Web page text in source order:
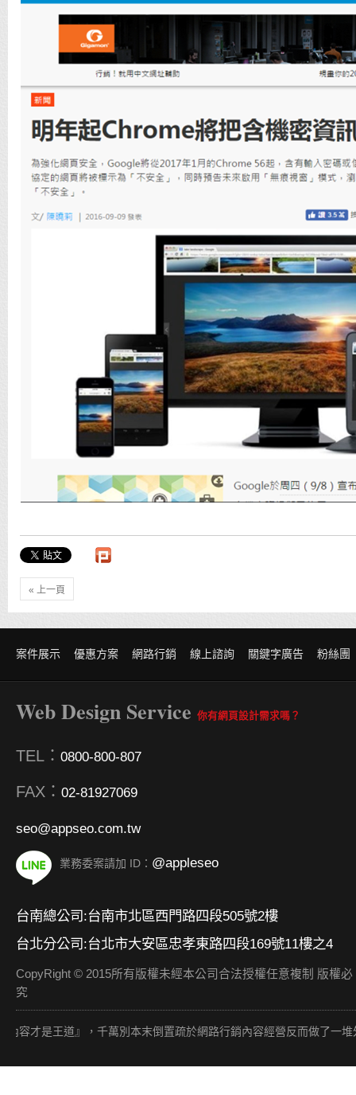
« 上一頁
案件展示 優惠方案 網路行銷 線上諮詢 關鍵字廣告 粉絲團
Web Design Service 你有網頁設計需求嗎？
TEL： 0800-800-807
FAX： 02-81927069
seo@appseo.com.tw
業務委案請加 ID： @appleseo
台南總公司:台南市北區西門路四段505號2樓
台北分公司:台北市大安區忠孝東路四段169號11樓之4
CopyRight © 2015所有版權未經本公司合法授權任意複制 版權必
究
王道』，千萬別本末倒置疏於網路行銷內容經營反而做了一堆外